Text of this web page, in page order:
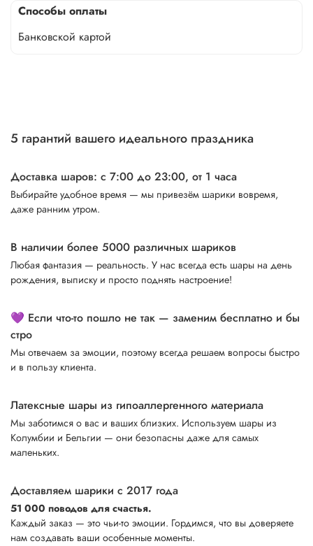
Способы оплаты
Банковской картой
5 гарантий вашего идеального праздника
Доставка шаров: с 7:00 до 23:00, от 1 часа
Выбирайте удобное время — мы привезём шарики вовремя,
даже ранним утром.
В наличии более 5000 различных шариков
Любая фантазия — реальность. У нас всегда есть шары на день
рождения, выписку и просто поднять настроение!
💜 Если что-то пошло не так — заменим бесплатно и бы
стро
Мы отвечаем за эмоции, поэтому всегда решаем вопросы быстро
и в пользу клиента.
Латексные шары из гипоаллергенного материала
Мы заботимся о вас и ваших близких. Используем шары из
Колумбии и Бельгии — они безопасны даже для самых
маленьких.
Доставляем шарики с 2017 года
51 000 поводов для счастья.
Каждый заказ — это чьи-то эмоции. Гордимся, что вы доверяете
нам создавать ваши особенные моменты.